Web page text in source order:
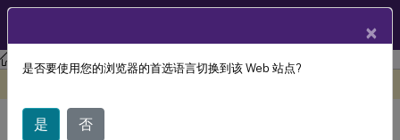
Linux 虚拟投递代理 Linux Virtual Delivery Agent 2203 LTSR
配置 Citrix 客户体验改善计划 (CEIP)
×
是否要使用您的浏览器的首选语言切换到该 Web 站点?
是 否